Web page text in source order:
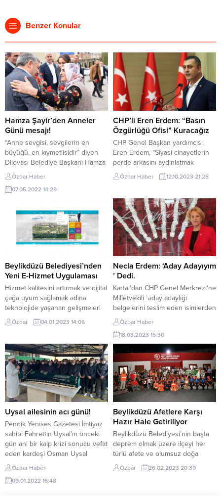
Benzer Konular
Hamza Şayir’den Anneler
Günü mesajı!
“Anne sevgisi, sevgilerin en
büyüğü, en kıymetlisidir” diyen
Dilovası Belediye Başkanı Hamza
Şayir, Anneler Günü dolayısıyla
bir mesaj yayınladı. Yılın her
günü Anneler Günü olarak
ödenemeyeceğini söyleyen
Dilovası Belediye Başkanı Hamza
Şayir, mesajında, “Bugün,
ömrümüzün her günü başımızın
Bizleri dünyaya getiren, her...
Özbar Haber
07.05.2022 14:29
CHP’li Eren Erdem: “Basın
Özgürlüğü Ofisi” Kuracağız
CHP Genel Başkan yardımcısı
Eren Erdem, “Siyasi cinayetlerin
perde arkasını aydınlatmak
maksadıyla gazetecilik yapan
Tolga Şardan, Alican Uludağ;
sebebiyle Bilal Güldem,
yolsuzlukları araştıran Seyhan
Avşar, Merdan Yanardağ, Ayşenur
Arslan ve daha niceleri…
Gazeteciliğin onurunu ve
şahsiyetini koruma adına
gazetecilikte ısrar
mücadelelerinde asla yalnız
değillerdir. Biz,
sorumluluklarımızın bilincindeyiz.
Ve...
Özbar Haber 12.10.2023 21:28
Beylikdüzü Belediyesi’nden
Yeni E-Hizmet Uygulaması
Hizmet kalitesini artırmak ve dijital
çağa uyum sağlamak adına
teknolojide yaşanan gelişmeleri
kamu hizmetlerine taşımaya önem
veren Beylikdüzü Belediyesi, yeni
sitesine eklediği Harita Paylaşım
Platformu sekmesiyle vatandaşlar,
ilçeye ait kapsamlı harita
verilerine artık kolaylıkla
ulaşabilecek. Dijital teknolojiye
her zaman önem veren kamu
Özbar 04.01.2023 14:06
Necla Erdem: ‘Aday Adayıyım
’ Dedi.
Kartal’dan CHP Genel Merkrezi’ne
Milletvekili aday adaylığı
belgelerini teslim eden isimlerden
biri de Necla Erdem oldu. Erdem,
sosyal medya hesabından yaptığı
paylaşımda “Başlıyoruz.” Diyerek ;
28. Dönem İstanbul 1. Bölgeden
Milletvekili ada adayıyım dedi.
Emekli tarih öğretmeni olan Necla
Erdem, hemen her fırsatta
yurdumuzun dört bir yanını
dolaşarak, kadın ve...
Özbar Haber
18.03.2023 15:30
Uysal ailesinin acı günü!
Pendik Yenises Gazetesi İmtiyaz
sahibi Fahrettin Uysal’ın önceki
gün ani bir kalp krizi sonucu vefat
eden kardeşi Osman Uysal
Soğanlık Sefa Camiinde Öğle
namazına müteakip kılınan
cenaze namazı sonrası
Özbar Haber
09.01.2022 16:48
Beylikdüzü Afetlere Karşı
Hazır Hale Getiriliyor
Beylikdüzü Belediyesi’nin başta
deprem olmak üzere ilçeyi her
türlü afete ve olumsuz doğa
koşullarına karşı hazır hale
getirmek için yaptığı çalışmalar
Özbar 26.02.2023 20:39